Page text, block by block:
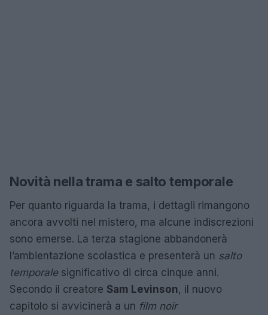
Novità nella trama e salto temporale
Per quanto riguarda la trama, i dettagli rimangono
ancora avvolti nel mistero, ma alcune indiscrezioni
sono emerse. La terza stagione abbandonerà
l’ambientazione scolastica e presenterà un salto
temporalesignificativo di circa cinque anni.
Secondo il creatore Sam Levinson, il nuovo
capitolo si avvicinerà a un film noir